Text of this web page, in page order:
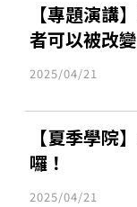
【專題演講
者可以被改
2025/04/21
【夏季學院
囉！
2025/04/21